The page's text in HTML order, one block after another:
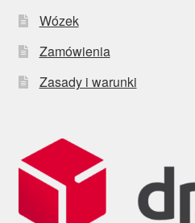
Wózek
Zamówienia
Zasady i warunki